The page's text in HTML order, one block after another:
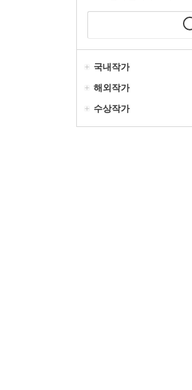
국내작가
해외작가
수상작가